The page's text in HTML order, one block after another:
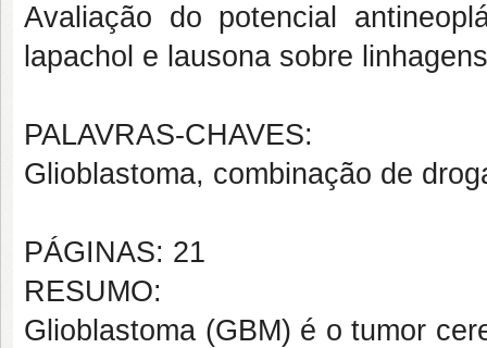
Avaliação do potencial
lapachol e lausona sobre
PALAVRAS-CHAVES:
Glioblastoma, combinação de
PÁGINAS: 21
RESUMO:
Glioblastoma (GBM) é o tumor